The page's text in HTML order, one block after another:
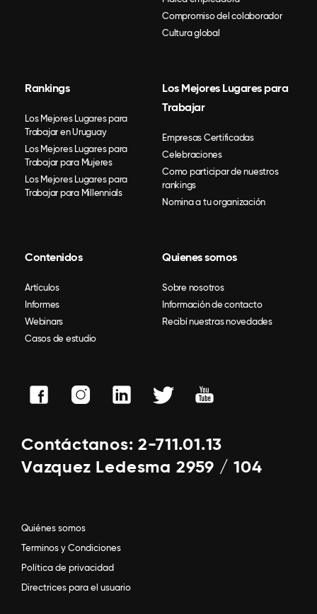
Compromiso del colaborador
Cultura global
Rankings
Los Mejores Lugares para
Trabajar en Uruguay
Los Mejores Lugares para
Trabajar para Mujeres
Los Mejores Lugares para
Trabajar para Millennials
Los Mejores Lugares para
Trabajar
Empresas Certificadas
Celebraciones
Como participar de nuestros
rankings
Nomina a tu organización
Contenidos
Artículos
Informes
Webinars
Casos de estudio
Quienes somos
Sobre nosotros
Información de contacto
Recibí nuestras novedades
Contáctanos: 2-711.01.13
Vazquez Ledesma 2959 / 104
Quiénes somos
Terminos y Condiciones
Política de privacidad
Directrices para el usuario